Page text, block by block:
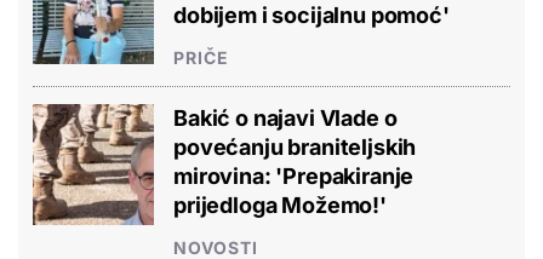
dobijem i socijalnu pomoć'
PRIČE
Bakić o najavi Vlade o
povećanju braniteljskih
mirovina: 'Prepakiranje
prijedloga Možemo!'
NOVOSTI